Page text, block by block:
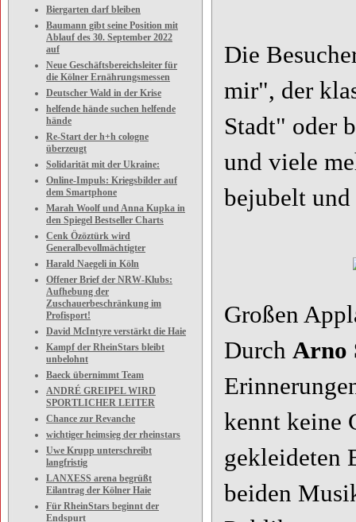
Biergarten darf bleiben
Baumann gibt seine Position mit
Ablauf des 30. September 2022
auf
Neue Geschäftsbereichsleiter für
die Kölner Ernährungsmessen
Deutscher Wald in der Krise
helfende hände suchen helfende
hände
Re-Start der h+h cologne
überzeugt
Solidarität mit der Ukraine:
Online-Impuls: Kriegsbilder auf
dem Smartphone
Marah Woolf und Anna Kupka in
den Spiegel Bestseller Charts
Cenk Özöztürk wird
Generalbevollmächtigter
Harald Naegeli in Köln
Offener Brief der NRW-Klubs:
Aufhebung der
Zuschauerbeschränkung im
Profisport!
David McIntyre verstärkt die Haie
Kampf der RheinStars bleibt
unbelohnt
Baeck übernimmt Team
ANDRÉ GREIPEL WIRD
SPORTLICHER LEITER
Chance zur Revanche
wichtiger heimsieg der rheinstars
Uwe Krupp unterschreibt
langfristig
LANXESS arena begrüßt
Eilantrag der Kölner Haie
Für RheinStars beginnt der
Endspurt
Die
mir", der
Stadt" oder
und viele
bejubelt
Großen
Durch Arno
kennt keine
gekleideten
beiden